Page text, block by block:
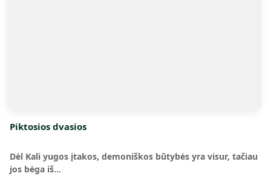
Piktosios dvasios
Dėl Kali yugos įtakos, demoniškos būtybės yra visur, tačiau
jos bėga iš…